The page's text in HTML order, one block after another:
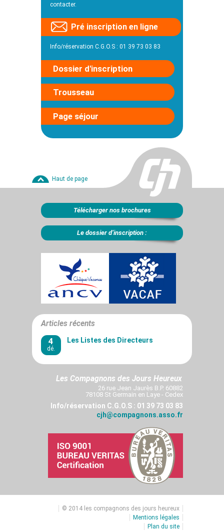
contacter.
Pré inscription en ligne
Info/réservation C.G.O.S : 01 39 73 03 83
Dossier d'inscription
Trousseau
Page séjour
Haut de page
Télécharger nos brochures
Le dossier d’inscription :
Articles récents
4
dé.
Les Listes des Directeurs
Les Compagnons des Jours Heureux
26 rue Jean Jaurès B.P. 60882
78108 St Germain en Laye - Cedex
Info/réservation C.G.O.S : 01 39 73 03 83
cjh@compagnons.asso.fr
© 2014 les compagnons des jours heureux
Mentions légales
Plan du site